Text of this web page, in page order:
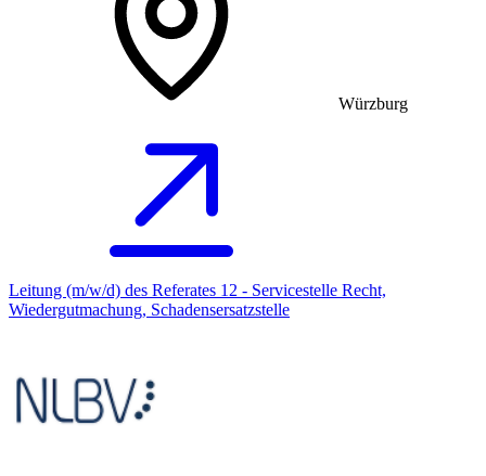
Würzburg
Leitung (m/w/d) des Referates 12 - Servicestelle Recht,
Wiedergutmachung, Schadensersatzstelle